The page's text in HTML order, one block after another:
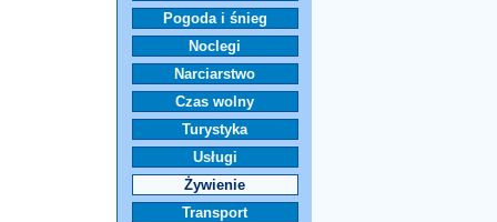
Pogoda i śnieg
Noclegi
Narciarstwo
Czas wolny
Turystyka
Usługi
Żywienie
Transport